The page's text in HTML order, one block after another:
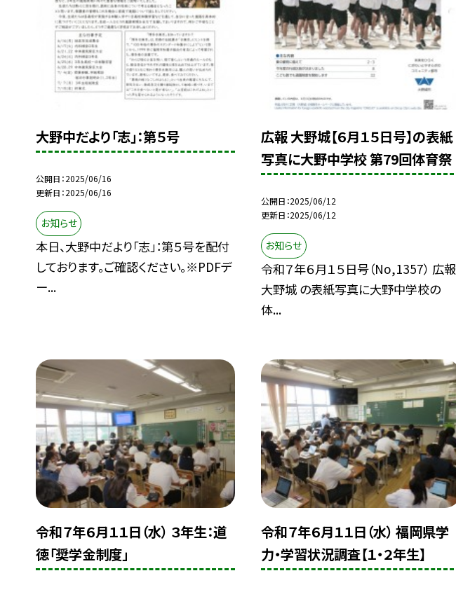
大野中だより「志」：第５号
公開日 2025/06/16
更新日 2025/06/16
お知らせ
本日、大野中だより「志」：第５号を配付
しております。ご確認ください。※PDFデ
ー...
広報 大野城【６月１５日号】の表紙
写真に大野中学校 第79回体育祭
公開日 2025/06/12
更新日 2025/06/12
お知らせ
令和７年６月１５日号（No,1357） 広報
大野城 の表紙写真に大野中学校の
体...
令和７年６月１１日（水） ３年生：道
徳「奨学金制度」
令和７年６月１１日（水） 福岡県学
力・学習状況調査【１・２年生】